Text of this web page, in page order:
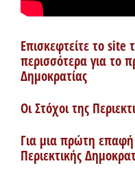
Επισκεφτείτε το site
περισσότερα για το
Δημοκρατίας
Οι Στόχοι της
Για μια πρώτη
Περιεκτικής